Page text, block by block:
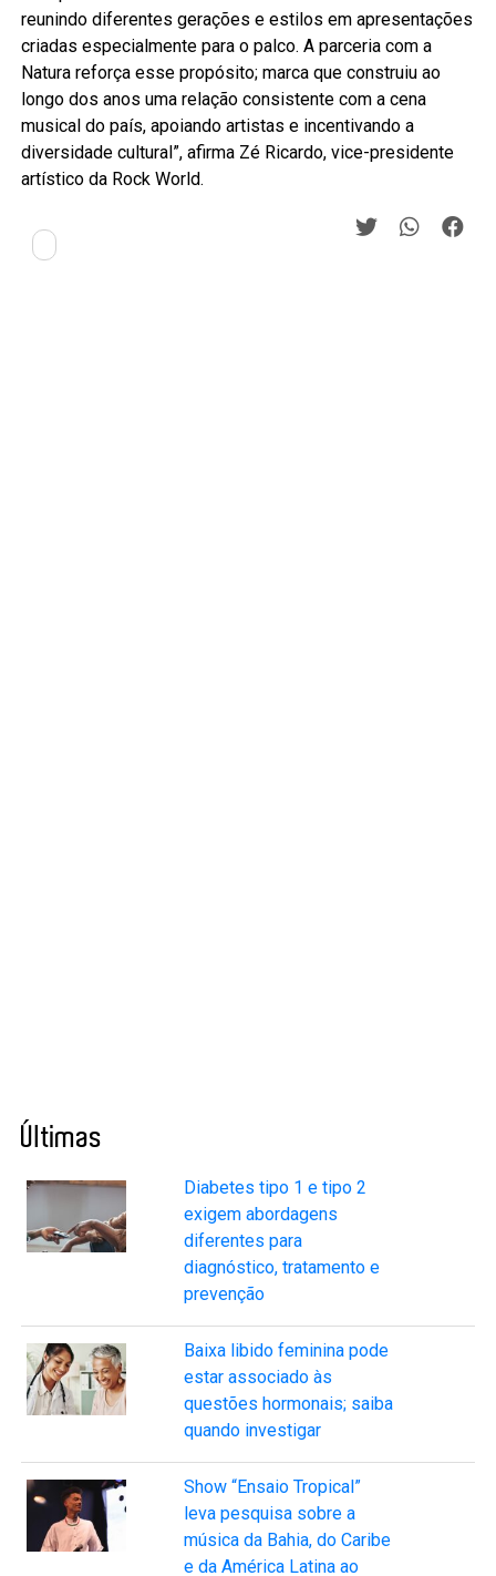
reunindo diferentes gerações e estilos em apresentações
criadas especialmente para o palco. A parceria com a
Natura reforça esse propósito; marca que construiu ao
longo dos anos uma relação consistente com a cena
musical do país, apoiando artistas e incentivando a
diversidade cultural”, afirma Zé Ricardo, vice-presidente
artístico da Rock World.
Últimas
Diabetes tipo 1 e tipo 2
exigem abordagens
diferentes para
diagnóstico, tratamento e
prevenção
Baixa libido feminina pode
estar associado às
questões hormonais; saiba
quando investigar
Show “Ensaio Tropical”
leva pesquisa sobre a
música da Bahia, do Caribe
e da América Latina ao